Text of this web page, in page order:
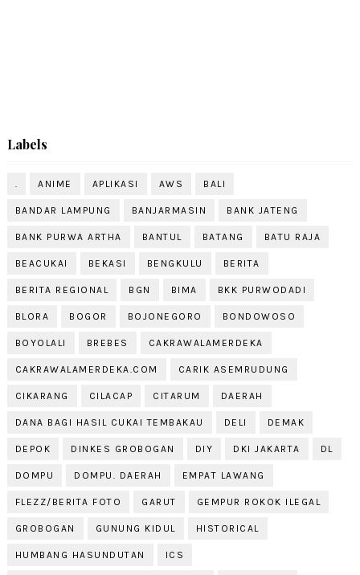
Labels
. ANIME APLIKASI AWS BALI
BANDAR LAMPUNG BANJARMASIN BANK JATENG
BANK PURWA ARTHA BANTUL BATANG BATU RAJA
BEACUKAI BEKASI BENGKULU BERITA
BERITA REGIONAL BGN BIMA BKK PURWODADI
BLORA BOGOR BOJONEGORO BONDOWOSO
BOYOLALI BREBES CAKRAWALAMERDEKA
CAKRAWALAMERDEKA.COM CARIK ASEMRUDUNG
CIKARANG CILACAP CITARUM DAERAH
DANA BAGI HASIL CUKAI TEMBAKAU DELI DEMAK
DEPOK DINKES GROBOGAN DIY DKI JAKARTA DL
DOMPU DOMPU. DAERAH EMPAT LAWANG
FLEZZ/BERITA FOTO GARUT GEMPUR ROKOK ILEGAL
GROBOGAN GUNUNG KIDUL HISTORICAL
HUMBANG HASUNDUTAN ICS